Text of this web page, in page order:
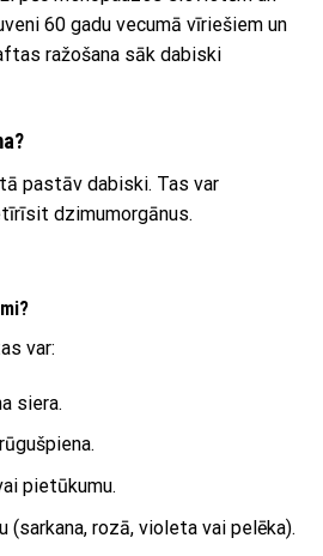
60 gadu vecumā vīriešiem un
ražošana sāk dabiski
pastāv dabiski. Tas var
dzimumorgānus.
var:
siera.
pietūkumu.
(sarkana, rozā, violeta vai pelēka).